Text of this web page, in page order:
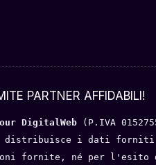
PARTNER AFFIDABILI!
DigitalWeb
(P.IVA
distribuisce i dati
fornite, né per